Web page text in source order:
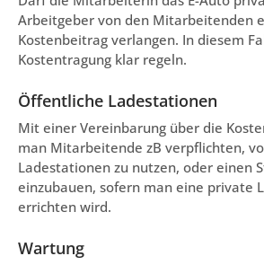
Arbeitgeber von den Mitarbeitenden
Kostenbeitrag verlangen. In diesem
Kostentragung klar regeln.
Öffentliche Ladestationen
Mit einer Vereinbarung über die
man Mitarbeitende zB verpflichten,
Ladestationen zu nutzen, oder einen
einzubauen, sofern man eine private
errichten wird.
Wartung